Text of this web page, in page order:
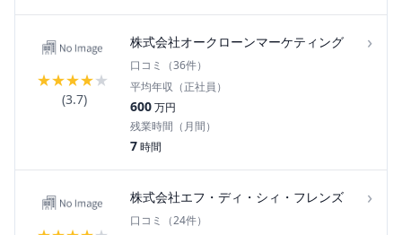
★★★★★
(3.7)
株式会社オークローンマーケティング ›
口コミ（36件）
平均年収（正社員）
600万円
残業時間（月間）
7時間
株式会社エフ・ディ・シィ・フレンズ ›
口コミ（24件）